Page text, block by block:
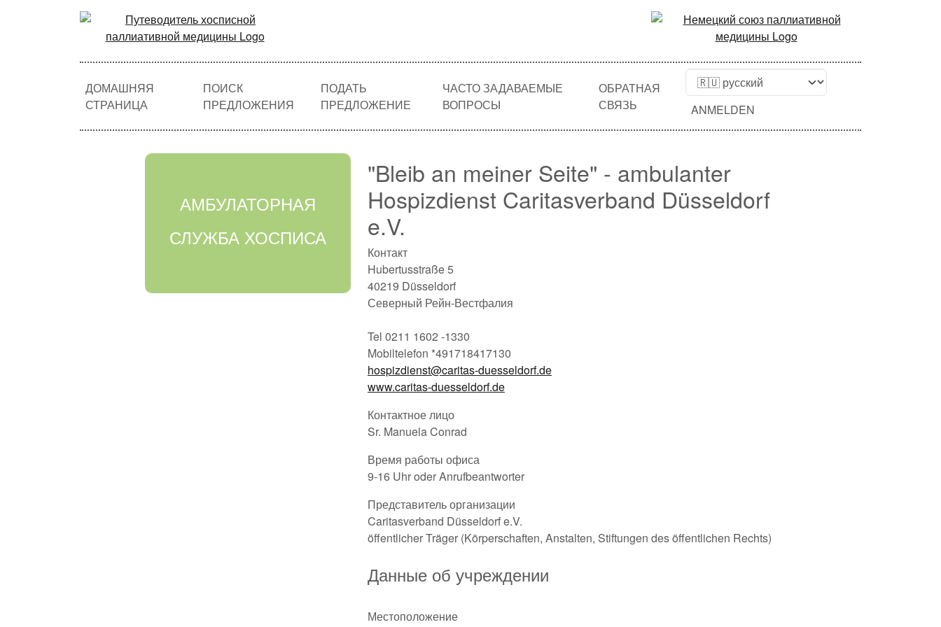
ДОМАШНЯЯ
СТРАНИЦА
ПОИСК
ПРЕДЛОЖЕНИЯ
ПОДАТЬ
ПРЕДЛОЖЕНИЕ
ЧАСТО ЗАДАВАЕМЫЕ
ВОПРОСЫ
ОБРАТНАЯ
СВЯЗЬ
ANMELDEN
АМБУЛАТОРНАЯ
СЛУЖБА ХОСПИСА
"Bleib an meiner Seite" - ambulanter
Hospizdienst Caritasverband Düsseldorf
e.V.
Контакт
Hubertusstraße 5
40219 Düsseldorf
Северный Рейн-Вестфалия
Tel 0211 1602 -1330
Mobiltelefon *491718417130
hospizdienst@caritas-duesseldorf.de
www.caritas-duesseldorf.de
Контактное лицо
Sr. Manuela Conrad
Время работы офиса
9-16 Uhr oder Anrufbeantworter
Представитель организации
Caritasverband Düsseldorf e.V.
öffentlicher Träger (Körperschaften, Anstalten, Stiftungen des öffentlichen Rechts)
Данные об учреждении
Местоположение